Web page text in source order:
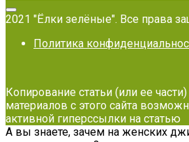
2021 "Ёлки зелёные". Все права
Политика
Копирование статьи (или ее
материалов с этого сайта
активной гиперссылки на статью
А вы знаете, зачем на женских